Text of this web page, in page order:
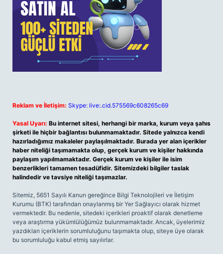
Reklam ve İletişim: Skype: live:.cid.575569c608265c69
Yasal Uyarı: Bu internet sitesi, herhangi bir marka, kurum veya şahıs
şirketi ile hiçbir bağlantısı bulunmamaktadır. Sitede yalnızca kendi
hazırladığımız makaleler paylaşılmaktadır. Burada yer alan içerikler
haber niteliği taşımamakta olup, gerçek kurum ve kişiler hakkında
paylaşım yapılmamaktadır. Gerçek kurum ve kişiler ile isim
benzerlikleri tamamen tesadüfidir. Sitemizdeki bilgiler taslak
halindedir ve tavsiye niteliği taşımazlar.
Sitemiz, 5651 Sayılı Kanun gereğince Bilgi Teknolojileri ve İletişim
Kurumu (BTK) tarafından onaylanmış bir Yer Sağlayıcı olarak hizmet
vermektedir. Bu nedenle, sitedeki içerikleri proaktif olarak denetleme
veya araştırma yükümlülüğümüz bulunmamaktadır. Ancak, üyelerimiz
yazdıkları içeriklerin sorumluluğunu taşımakta olup, siteye üye olarak
bu sorumluluğu kabul etmiş sayılırlar.